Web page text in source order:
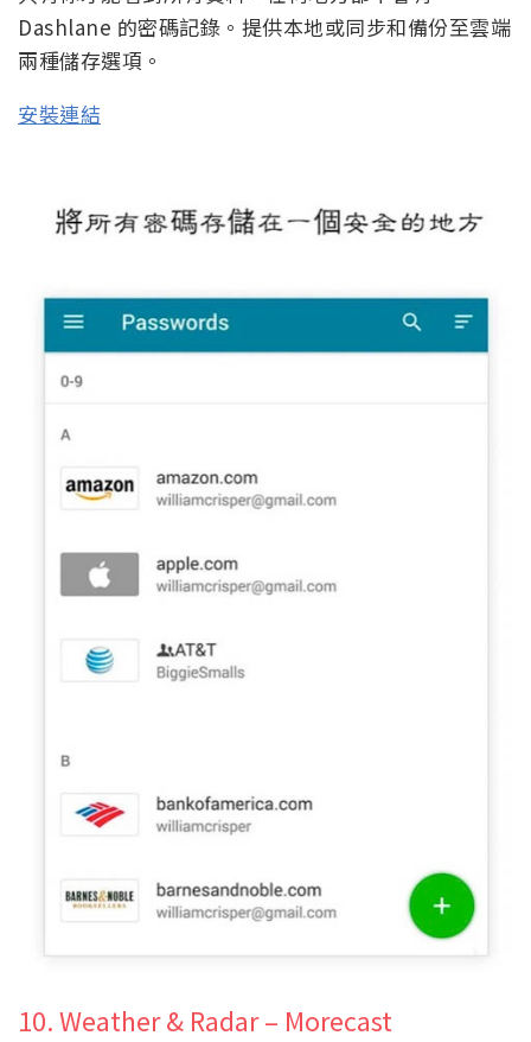
Dashlane 的密碼記錄。提供本地或同步和備份至雲端
兩種儲存選項。
安裝連結
10. Weather & Radar – Morecast